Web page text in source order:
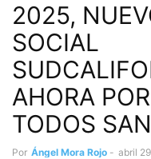
2025,
SOCIAL
AHORA
TODOS
Por Ángel Mora Rojo - abril